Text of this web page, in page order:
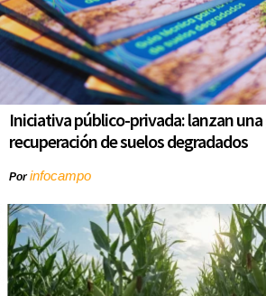
Iniciativa público-privada: lanzan una
recuperación de suelos degradados
Porinfocampo